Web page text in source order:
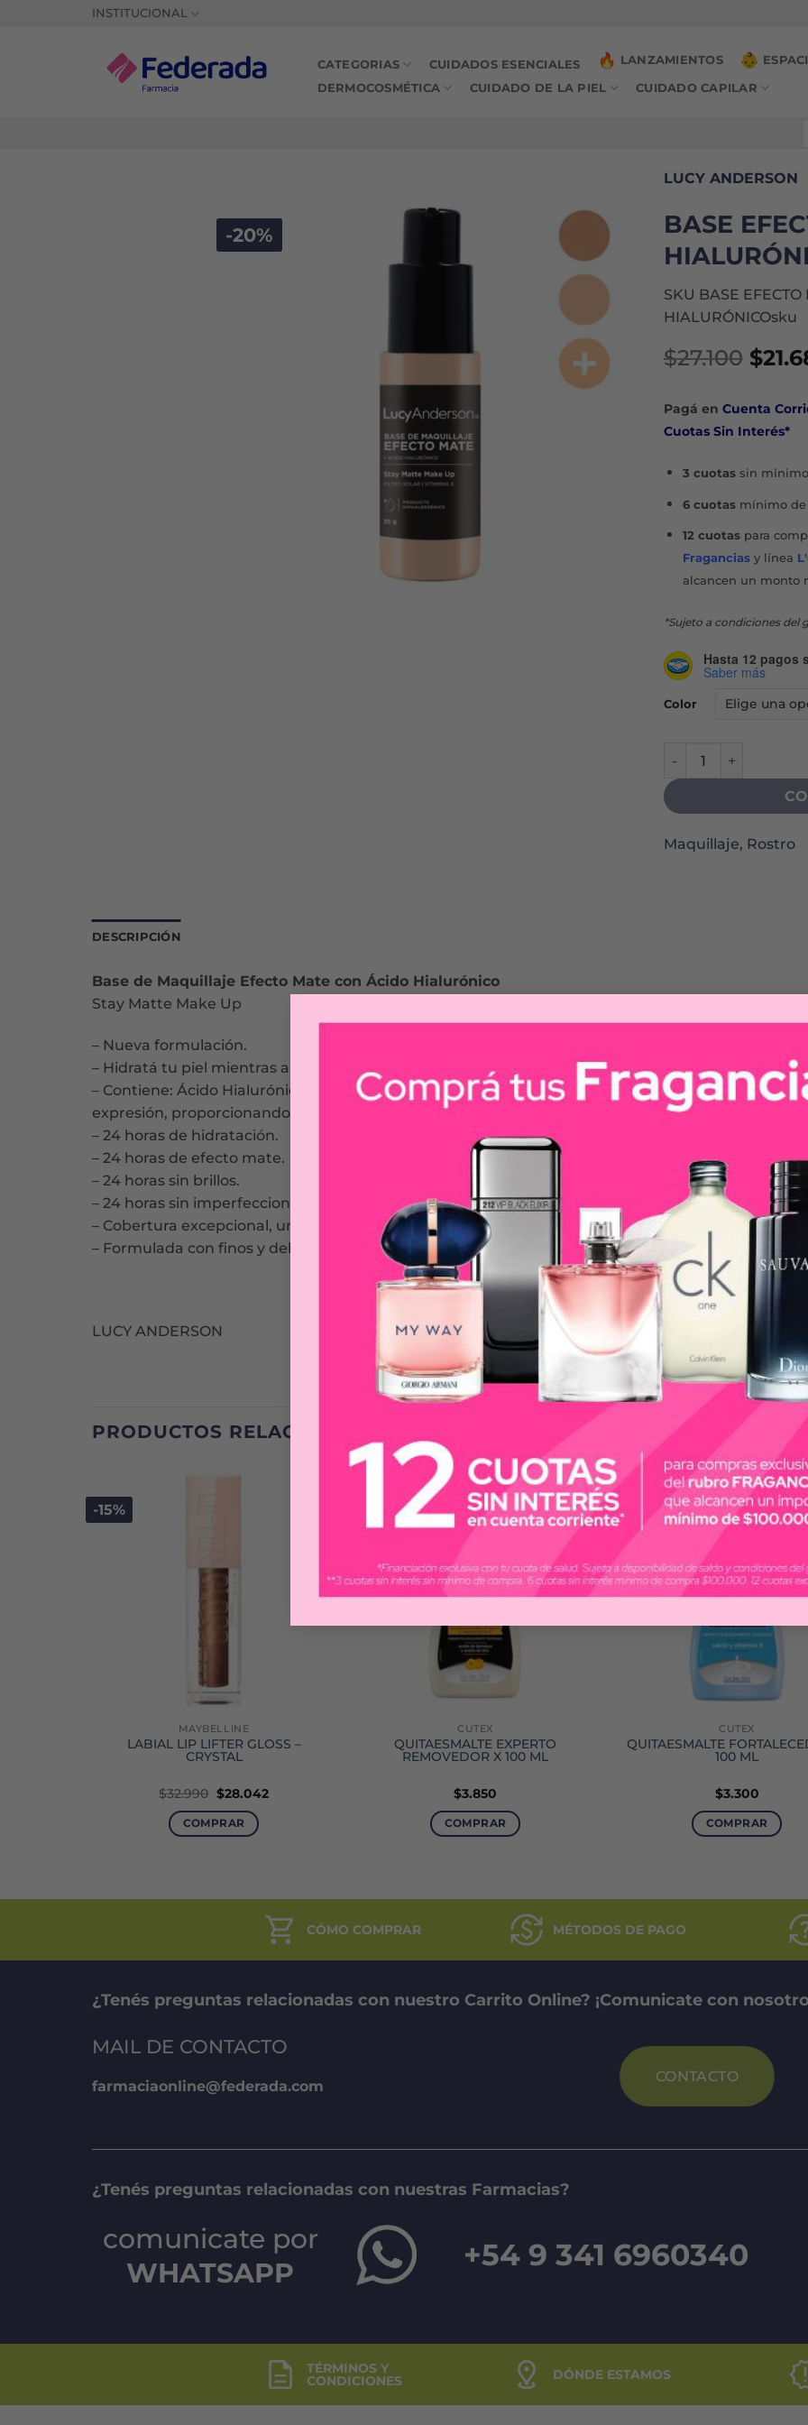
INSTITUCIONAL
CATEGORIAS CUIDADOS ESENCIALES LANZAMIENTOS
DERMOCOSMÉTICA CUIDADO DE LA PIEL CUIDADO CAPILAR
-20%
LUCY ANDERSON
BASE
SKU BASE EFECTO
HIALURÓNICOsku
$27.100 $
Pagá en Cuenta
Cuotas Sin Interés*
3 cuotassin mínimo
6 cuotasmínimo de
12 cuotaspara
Fraganciasy línea
alcancen un monto
*Sujeto a condiciones del
Hasta 12 pagos
Saber más
Color
Maquillaje, Rostro
DESCRIPCIÓN
Base de Maquillaje Efecto Mate con Ácido Hialurónico
Stay Matte Make Up
– Nueva formulación.
– Hidratá tu piel mientras aplicás color.
– Contiene: Ácido Hialurónico para lograr una hidratación profunda y recuperar la pérdida de
expresión, proporcionando un efecto tensor inmediato.
– 24 horas de hidratación.
– 24 horas de efecto mate.
– 24 horas sin brillos.
– 24 horas sin imperfecciones.
– Cobertura excepcional, uniforme y liviana.
– Formulada con finos y delicados pigmentos recubiertos con siliconas.
LUCY ANDERSON
PRODUCTOS RELACIONADOS
-15%
MAYBELLINE
LABIAL LIP LIFTER GLOSS –
CRYSTAL
$32.990 El
precio
original
era:
$28.042El
COMPRAR
CUTEX
QUITAESMALTE EXPERTO
REMOVEDOR X 100 ML
$3.850
COMPRAR
CUTEX
QUITAESMALTE
100 ML
$3.300
COMPRAR
CÓMO COMPRAR MÉTODOS DE PAGO
¿Tenés preguntas relacionadas con nuestro Carrito Online? ¡Comunicate con
MAIL DE CONTACTO
farmaciaonline@federada.com
CONTACTO
¿Tenés preguntas relacionadas con nuestras Farmacias?
comunicate por
WHATSAPP
+54 9 341 6960340
TÉRMINOS Y
CONDICIONES DÓNDE ESTAMOS